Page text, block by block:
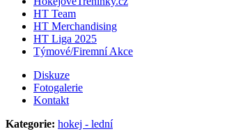
HT Team
HT Merchandising
HT Liga 2025
Týmové/Firemní Akce
Diskuze
Fotogalerie
Kontakt
Kategorie: hokej - lední